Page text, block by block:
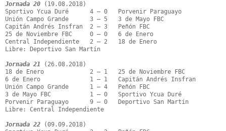
Jornada 20 (19.08.2018)
Sportivo Ycua Duré      4 – 0   Porvenir Paraguayo
Unión Campo Grande      3 – 5   3 de Mayo FBC
Capitán Andrés Insfran  2 – 3   Peñón FBC
25 de Noviembre FBC     0 – 0   6 de Enero
Central Independiente   2 – 2   18 de Enero
Libre: Deportivo San Martín
Jornada 21 (26.08.2018)
18 de Enero             2 – 1   25 de Noviembre FBC
6 de Enero              1 – 1   Capitán Andrés Insfran
Unión Campo Grande      1 – 4   Peñón FBC
3 de Mayo FBC           1 – 0   Sportivo Ycua Duré
Porvenir Paraguayo      9 – 0   Deportivo San Martín
Libre: Central Independiente
Jornada 22 (09.09.2018)